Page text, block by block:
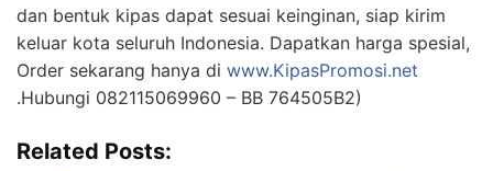
dan bentuk kipas dapat sesuai keinginan, siap kirim
keluar kota seluruh Indonesia. Dapatkan harga spesial,
Order sekarang hanya di www.KipasPromosi.net
.Hubungi 082115069960 – BB 764505B2)
Related Posts: